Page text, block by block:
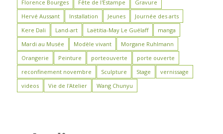
Florence Bourges
Fête de l'Estampe
Gravure
Hervé Aussant
Installation Jeunes
Journée des arts
Kere Dali
Land-art Laëtitia-May Le Guélaff
manga
Mardi au Musée
Modèle vivant
Morgane Ruhlmann
Orangerie
Peinture porteouverte
porte ouverte
reconfinement novembre
Sculpture Stage
vernissage
videos
Vie de l'Atelier Wang Chunyu